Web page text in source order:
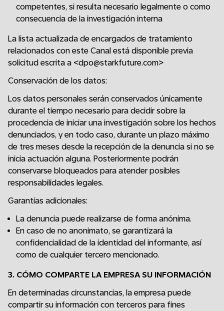
competentes, si resulta necesario legalmente o como
consecuencia de la investigación interna
La lista actualizada de encargados de tratamiento
relacionados con este Canal está disponible previa
solicitud escrita a <dpo@starkfuture.com>
Conservación de los datos:
Los datos personales serán conservados únicamente
durante el tiempo necesario para decidir sobre la
procedencia de iniciar una investigación sobre los hechos
denunciados, y en todo caso, durante un plazo máximo
de tres meses desde la recepción de la denuncia si no se
inicia actuación alguna. Posteriormente podrán
conservarse bloqueados para atender posibles
responsabilidades legales.
Garantías adicionales:
La denuncia puede realizarse de forma anónima.
En caso de no anonimato, se garantizará la
confidencialidad de la identidad del informante, así
como de cualquier tercero mencionado.
3. CÓMO COMPARTE LA EMPRESA SU INFORMACIÓN
En determinadas circunstancias, la empresa puede
compartir su información con terceros para fines